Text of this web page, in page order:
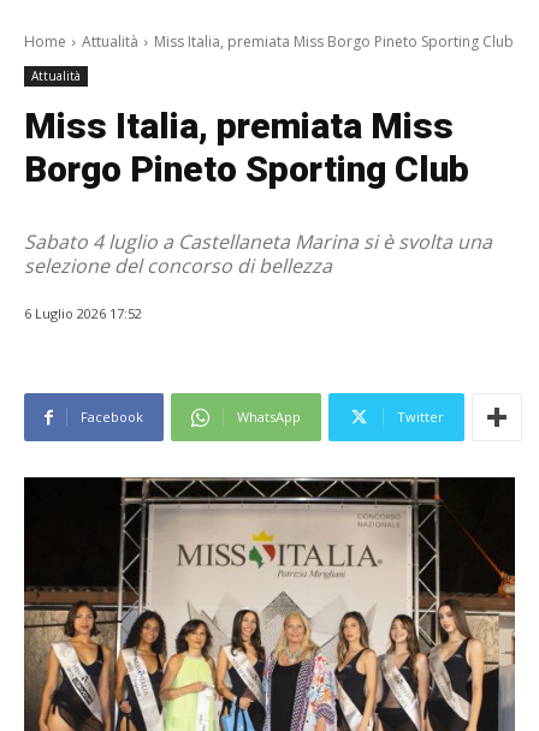
Home Attualità Miss Italia, premiata Miss Borgo Pineto Sporting Club
Attualità
Miss Italia, premiata Miss
Borgo Pineto Sporting Club
Sabato 4 luglio a Castellaneta Marina si è svolta una
selezione del concorso di bellezza
6 Luglio 2026 17:52
Facebook WhatsApp Twitter